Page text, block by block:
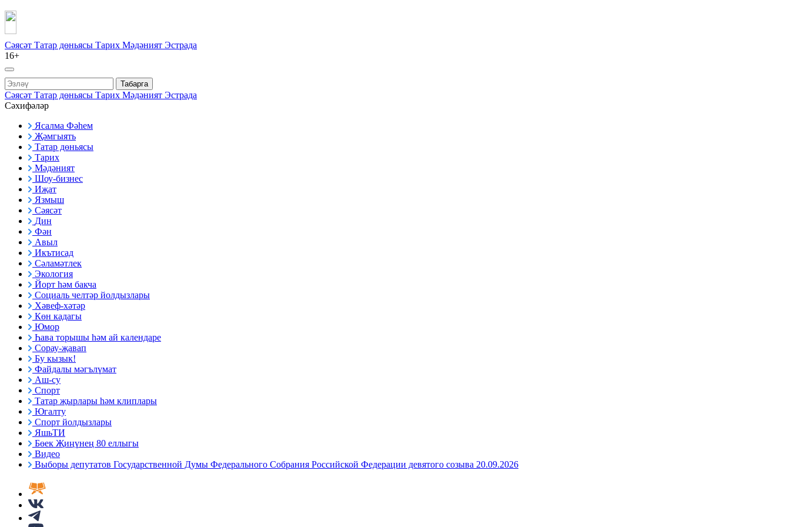
Сәясәт Татар дөньясы Тарих Мәдәният Эстрада
16+
Табарга
Сәясәт Татар дөньясы Тарих Мәдәният Эстрада
Сәхифәләр
Ясалма Фәһем
Җәмгыять
Татар дөньясы
Тарих
Мәдәният
Шоу-бизнес
Иҗат
Язмыш
Сәясәт
Дин
Фән
Авыл
Икътисад
Сәламәтлек
Экология
Йорт һәм бакча
Социаль челтәр йолдызлары
Хәвеф-хәтәр
Көн кадагы
Юмор
Һава торышы һәм ай календаре
Сорау-җавап
Бу кызык!
Файдалы мәгълүмат
Аш-су
Спорт
Татар җырлары һәм клиплары
Югалту
Спорт йолдызлары
ЯшьТИ
Бөек Җиңүнең 80 еллыгы
Видео
Выборы депутатов Государственной Думы Федерального Собрания Российской Федерации девятого созыва 20.09.2026